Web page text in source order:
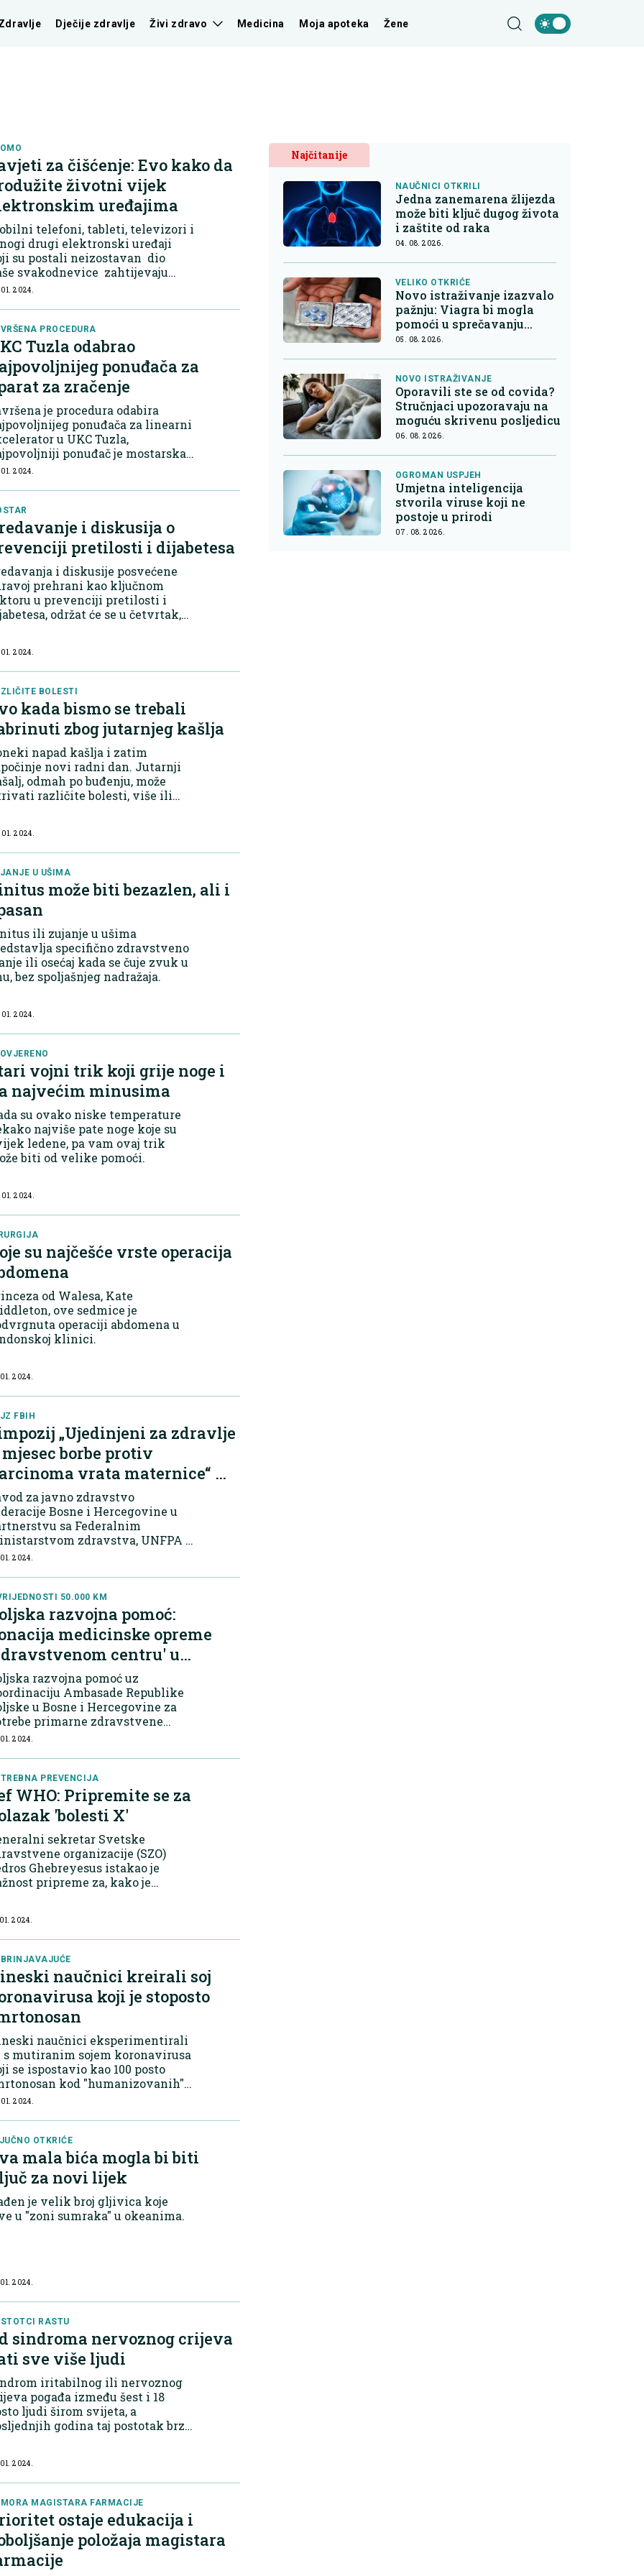
Dječije zdravlje Živi zdravo Medicina Moja apoteka Žene
za čišćenje: Evo kako da
životni vijek
uređajima
telefoni, tableti, televizori i
drugi elektronski uređaji
su postali neizostavan dio
svakodnevice zahtijevaju
održavanje i čišćenje kako
kvara.
2024.
PROCEDURA
Tuzla odabrao
ponuđača za
za zračenje
je procedura odabira
ponuđača za linearni
u UKC Tuzla,
ponuđač je mostarska
INEL-MED.
2024.
i diskusija o
pretilosti i dijabetesa
i diskusije posvećene
prehrani kao ključnom
u prevenciji pretilosti i
održat će se u četvrtak,
hercega Stjepana kosače u
u organizaciji Udruge
2024.
BOLESTI
kada bismo se trebali
zbog jutarnjeg kašlja
napad kašlja i zatim
novi radni dan. Jutarnji
odmah po buđenju, može
različite bolesti, više ili
2024.
U UŠIMA
može biti bezazlen, ali i
ili zujanje u ušima
specifično zdravstveno
ili osećaj kada se čuje zvuk u
bez spoljašnjeg nadražaja.
2024.
vojni trik koji grije noge i
najvećim minusima
su ovako niske temperature
najviše pate noge koje su
ledene, pa vam ovaj trik
biti od velike pomoći.
2024.
su najčešće vrste operacija
od Walesa, Kate
ove sedmice je
operaciji abdomena u
klinici.
2024.
FBIH
„Ujedinjeni za zdravlje
borbe protiv
vrata maternice“ u
za javno zdravstvo
Bosne i Hercegovine u
sa Federalnim
zdravstva, UNFPA u
UNICEF BiH, WHO u BiH i
borbe protiv karcinoma
maternice“.
2024.
50.000 KM
razvojna pomoć:
medicinske opreme
centru' u
razvojna pomoć uz
Ambasade Republike
u Bosne i Hercegovine za
primarne zdravstvene
u Brčkom donirala je
“Zdravstveni centar”
distrikta BiH.
2024.
PREVENCIJA
WHO: Pripremite se za
'bolesti X'
sekretar Svetske
organizacije (SZO)
Ghebreyesus istakao je
pripreme za, kako je
sporazum o pandemiji kako
pozabavile ovim "zajedničkim
2024.
naučnici kreirali soj
koji je stoposto
naučnici eksperimentirali
s mutiranim sojem koronavirusa
se ispostavio kao 100 posto
kod "humanizovanih"
- uprkos zabrinutosti da bi
2024.
OTKRIĆE
mala bića mogla bi biti
za novi lijek
je velik broj gljivica koje
u "zoni sumraka" u okeanima.
2024.
RASTU
sindroma nervoznog crijeva
sve više ljudi
iritabilnog ili nervoznog
pogađa između šest i 18
ljudi širom svijeta, a
godina taj postotak brzo
2024.
MAGISTARA FARMACIJE
ostaje edukacija i
položaja magistara
Najčitanije
NAUČNICI OTKRILI
Jedna zanemarena žlijezda
može biti ključ dugog života
i zaštite od raka
04. 08. 2026.
VELIKO OTKRIĆE
Novo istraživanje izazvalo
pažnju: Viagra bi mogla
pomoći u sprečavanju
širenja raka
05. 08. 2026.
NOVO ISTRAŽIVANJE
Oporavili ste se od covida?
Stručnjaci upozoravaju na
moguću skrivenu posljedicu
06. 08. 2026.
OGROMAN USPJEH
Umjetna inteligencija
stvorila viruse koji ne
postoje u prirodi
07. 08. 2026.